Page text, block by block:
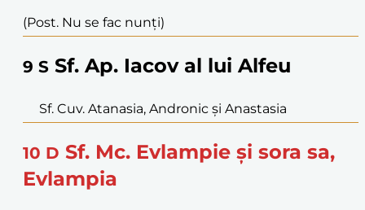
(Post. Nu se fac nunți)
9 S Sf. Ap. Iacov al lui Alfeu
Sf. Cuv. Atanasia, Andronic și Anastasia
10 D Sf. Mc. Evlampie și sora sa,
Evlampia